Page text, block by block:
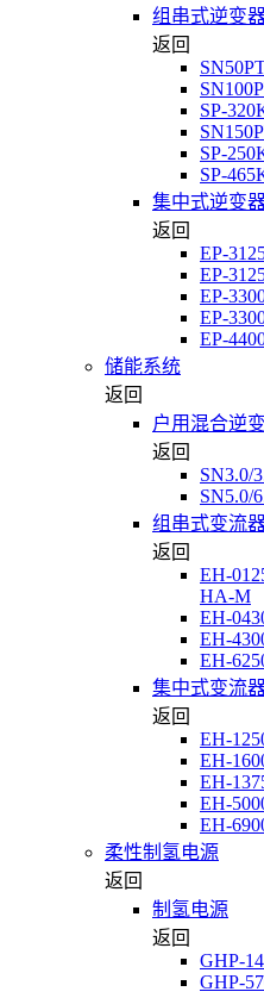
组串式逆变
返回
SP-
SP-
SP-
集中式逆变
返回
EP-
EP-
EP-
EP-
EP-
储能系统
返回
户用混合逆
返回
SN3.0/
SN5.0/
组串式变流
返回
EH-
HA-M
EH-
EH-
EH-
集中式变流
返回
EH-
EH-
EH-
EH-
EH-
柔性制氢电源
返回
制氢电源
返回
GHP-
GHP-